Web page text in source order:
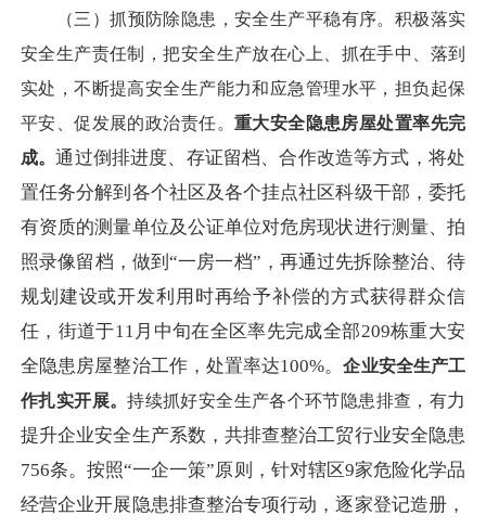
（三）抓预防除隐患，安全生产平稳有序。 积极落实
安全生产责任制，把安全生产放在心上、抓在手中、落到
实处，不断提高安全生产能力和应急管理水平，担负起保
平安、促发展的政治责任。 重大安全隐患房屋处置率先完
成。通过倒排进度、存证留档、合作改造等方式，将处
置任务分解到各个社区及各个挂点社区科级干部，委托
有资质的测量单位及公证单位对危房现状进行测量、拍
照录像留档，做到 “一房一档”，再通过先拆除整治、待
规划建设或开发利用时再给予补偿的方式获得群众信
任，街道于11月中旬在全区率先完成全部209栋重大安
全隐患房屋整治工作，处置率达100%。企业安全生产工
作扎实开展。持续抓好安全生产各个环节隐患排查， 有力
提升企业安全生产系数，共排查整治工贸行业安全隐患
756条。按照“一企一策”原则，针对辖区9家危险化学品
经营企业开展隐患排查整治专项行动，逐家登记造册，